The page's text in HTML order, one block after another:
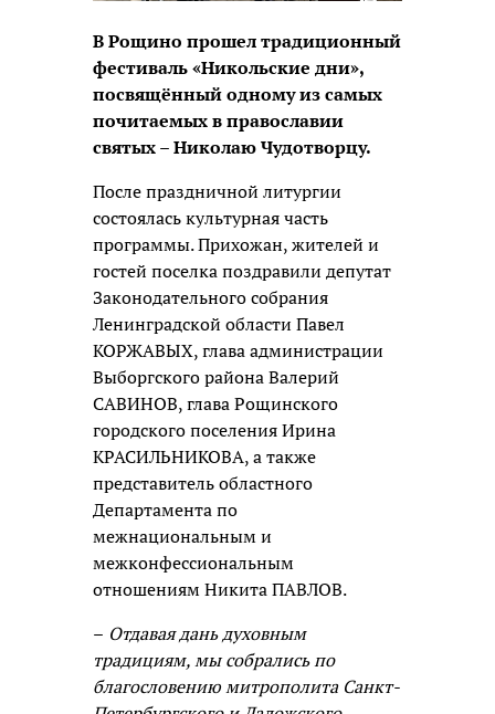
В Рощино прошел традиционный
фестиваль «Никольские дни»,
посвящённый одному из самых
почитаемых в православии
святых – Николаю Чудотворцу.
После праздничной литургии
состоялась культурная часть
программы. Прихожан, жителей и
гостей поселка поздравили депутат
Законодательного собрания
Ленинградской области Павел
КОРЖАВЫХ, глава администрации
Выборгского района Валерий
САВИНОВ, глава Рощинского
городского поселения Ирина
КРАСИЛЬНИКОВА, а также
представитель областного
Департамента по
межнациональным и
межконфессиональным
отношениям Никита ПАВЛОВ.
– Отдавая дань духовным
традициям, мы собрались по
благословению митрополита Санкт-